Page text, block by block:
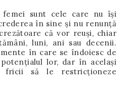
sunt cele care nu își
în sine și nu renunță
că vor reuși, chiar
luni, ani sau decenii.
în care se îndoiesc de
lor, dar în același
să le restricționeze